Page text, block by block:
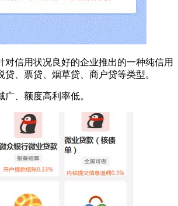
对信用状况良好的企业推出的一种纯信用
贷、票贷、烟草贷、商户贷等类型。
、额度高利率低。